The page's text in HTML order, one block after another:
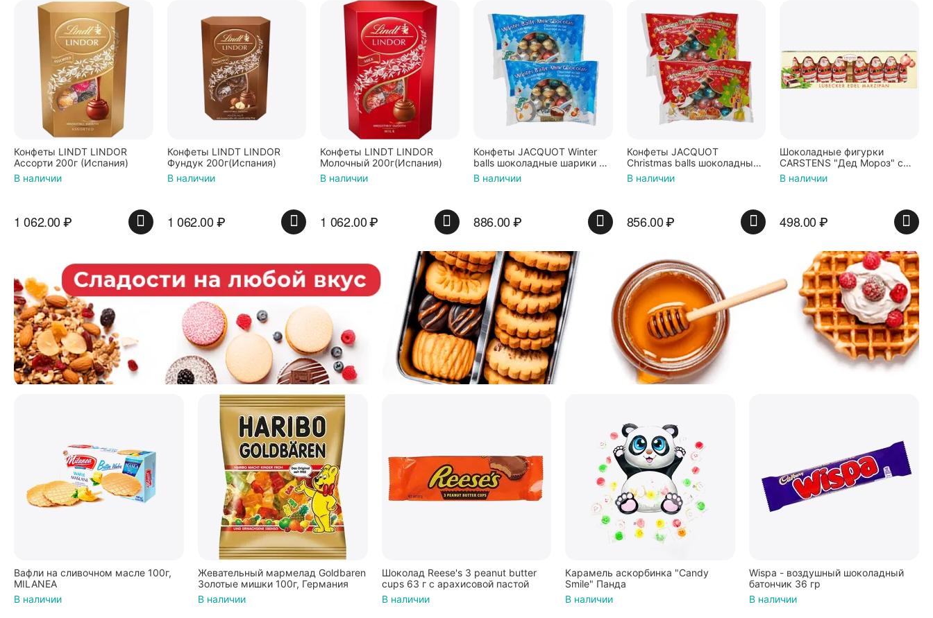
Конфеты LINDT LINDOR
Ассорти 200г (Испания)
В наличии
1 062.00₽
Конфеты LINDT LINDOR
Фундук 200г(Испания)
В наличии
1 062.00₽
Конфеты LINDT LINDOR
Молочный 200г(Испания)
В наличии
1 062.00₽
Конфеты JACQUOT Winter
balls шоколадные шарики с
молочной начинкой
100г*2шт
В наличии
886.00₽
Конфеты JACQUOT
Christmas balls шоколадные
шарики с ореховой
начинкой 100г*2шт
В наличии
856.00₽
Шоколадные фигурки
CARSTENS "Дед Мороз" c
марципановой начинкой
100г
В наличии
498.00₽
Вафли на сливочном масле 100г,
MILANEA
В наличии
Жевательный мармелад Goldbaren
Золотые мишки 100г, Германия
В наличии
Шоколад Reese's 3 peanut butter
cups 63 г с арахисовой пастой
В наличии
Карамель аскорбинка "Candy
Smile" Панда
В наличии
Wispa - воздушный шоколадный
батончик 36 гр
В наличии